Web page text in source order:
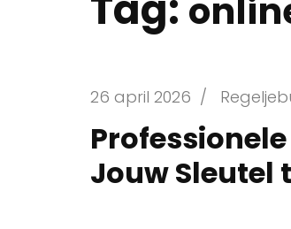
26 april 2026 /
Jouw Sleutel